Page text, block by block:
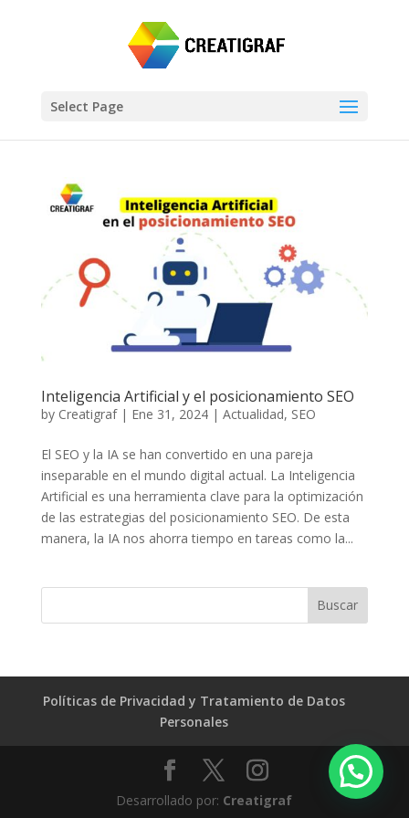
Select Page
Inteligencia Artificial y el posicionamiento SEO
by Creatigraf| Ene 31, 2024| Actualidad, SEO
El SEO y la IA se han convertido en una pareja
inseparable en el mundo digital actual. La Inteligencia
Artificial es una herramienta clave para la optimización
de las estrategias del posicionamiento SEO. De esta
manera, la IA nos ahorra tiempo en tareas como la...
Políticas de Privacidad y Tratamiento de Datos
Personales
Desarrollado por: Creatigraf